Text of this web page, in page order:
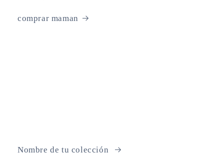
comprar maman
Nombre de tu colección